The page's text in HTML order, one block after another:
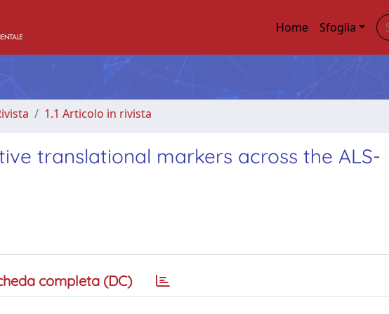
Home Sfoglia
1.1 Articolo in rivista
translational markers across the ALS-
completa (DC)